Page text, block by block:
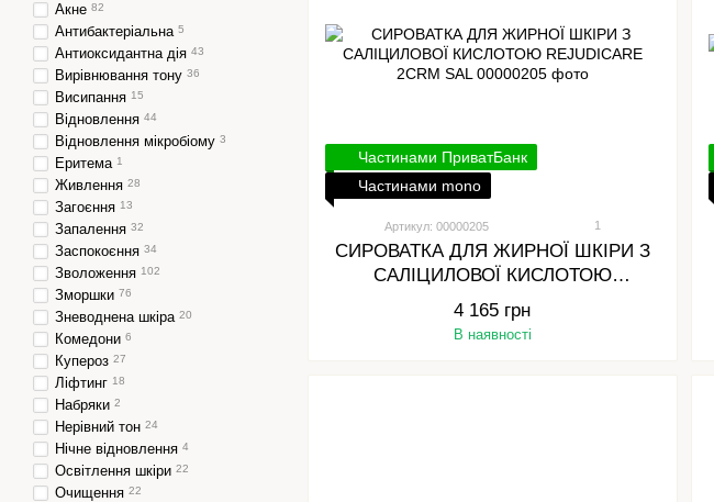
Частинами ПриватБанк
Частинами mono
Артикул: 00000205 1
СИРОВАТКА ДЛЯ ЖИРНОЇ ШКІРИ З
САЛІЦИЛОВОЇ КИСЛОТОЮ
REJUDICARE 2CRM SAL
4 165 грн
В наявності
Акне 82
Антибактеріальна 5
Антиоксидантна дія 43
Вирівнювання тону 36
Висипання 15
Відновлення 44
Відновлення мікробіому 3
Еритема 1
Живлення 28
Загоєння 13
Запалення 32
Заспокоєння 34
Зволоження 102
Зморшки 76
Зневоднена шкіра 20
Комедони 6
Купероз 27
Ліфтинг 18
Набряки 2
Нерівний тон 24
Нічне відновлення 4
Освітлення шкіри 22
Очищення 22